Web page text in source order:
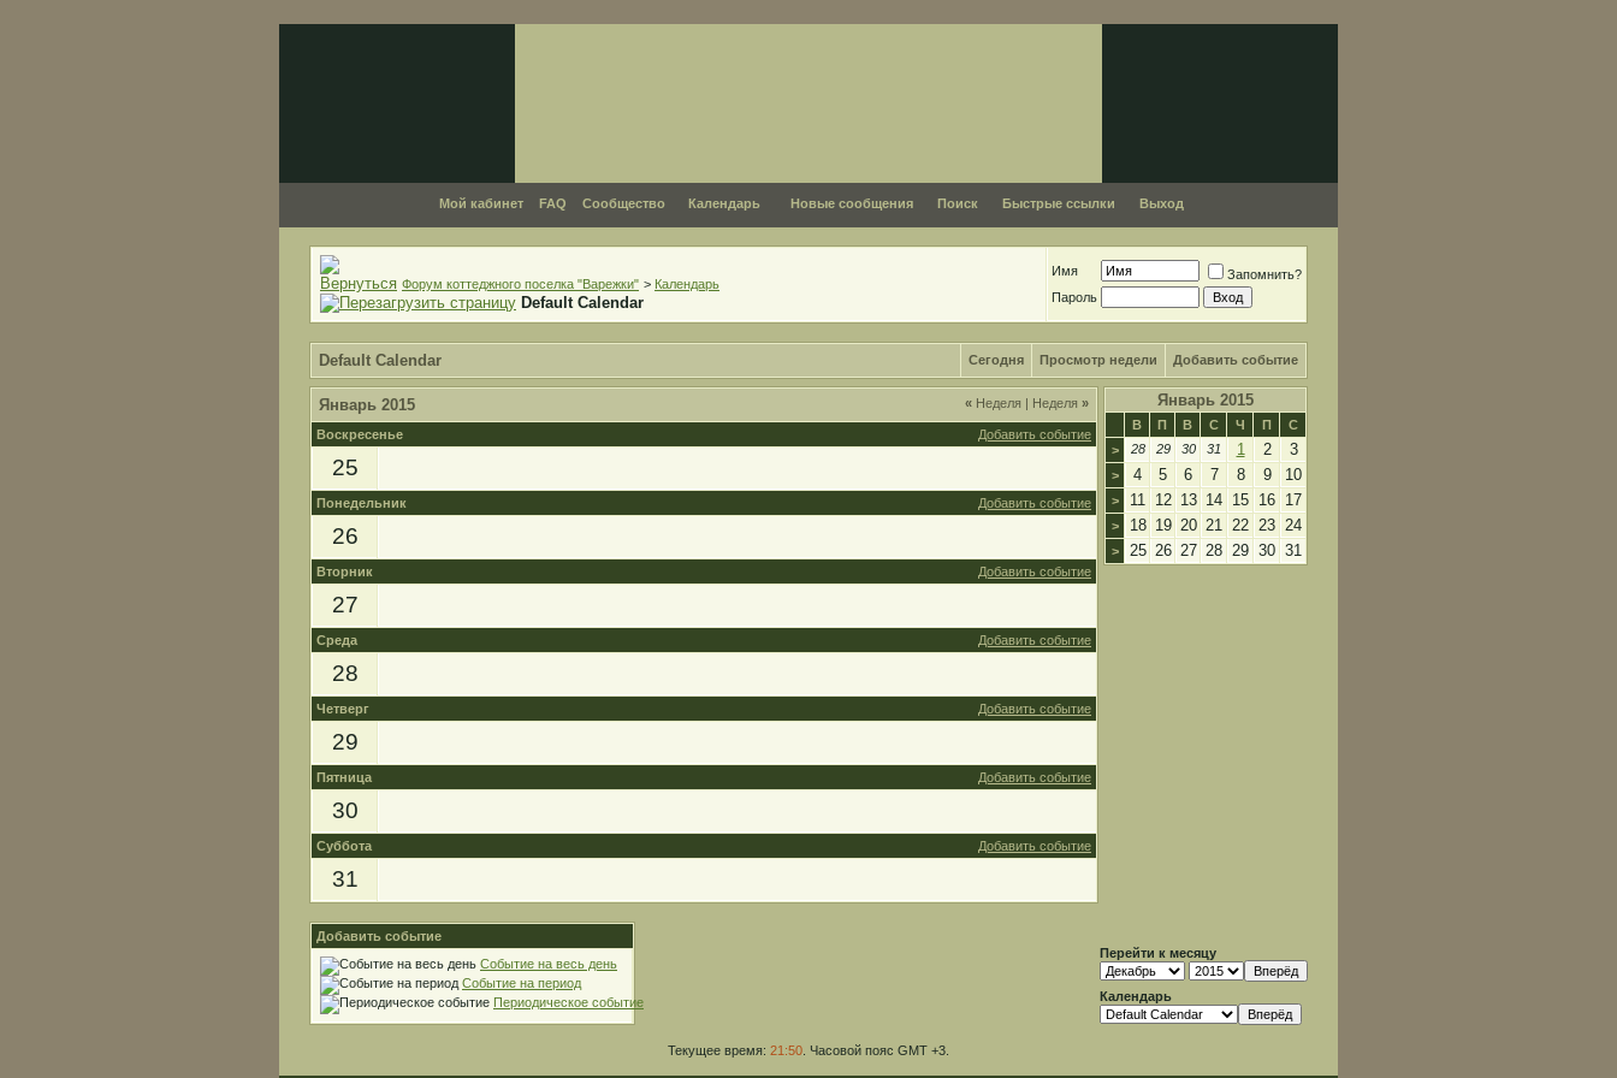
Мой кабинет FAQ Сообщество Календарь Новые сообщения Поиск Быстрые ссылки Выход
Форум коттеджного поселка "Варежки" > Календарь
Default Calendar
Имя
Запомнить?
Пароль
Default Calendar Сегодня Просмотр недели Добавить событие
« Неделя | Неделя »
Январь 2015
Добавить событие
Воскресенье
25
Добавить событие
Понедельник
26
Добавить событие
Вторник
27
Добавить событие
Среда
28
Добавить событие
Четверг
29
Добавить событие
Пятница
30
Добавить событие
Суббота
31
Январь 2015
В П В С Ч П
С
>
28 29 30 31 1 2 3
> 4 5 6 7 8 9 10
> 11 12 13 14 15 16 17
> 18 19 20 21 22 23 24
> 25 26 27 28 29 30 31
Добавить событие
Событие на весь день
Событие на период
Периодическое событие
Перейти к месяцу
Календарь
Текущее время: 21:50 . Часовой пояс GMT +3.